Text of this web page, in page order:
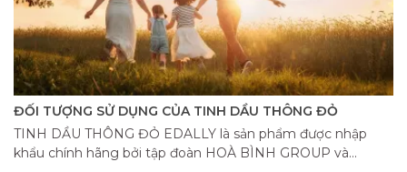
ĐỐI TƯỢNG SỬ DỤNG CỦA TINH DẦU THÔNG ĐỎ
TINH DẦU THÔNG ĐỎ EDALLY là sản phẩm được nhập
khẩu chính hãng bởi tập đoàn HOÀ BÌNH GROUP và...